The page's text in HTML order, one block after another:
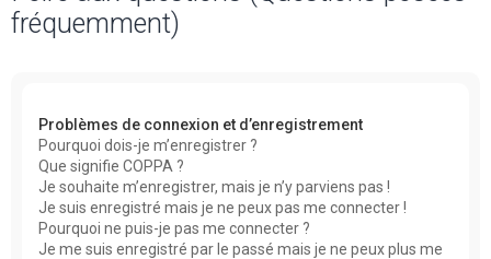
fréquemment)
Problèmes de connexion et d’enregistrement
Pourquoi dois-je m’enregistrer ?
Que signifie COPPA ?
Je souhaite m’enregistrer, mais je n’y parviens pas !
Je suis enregistré mais je ne peux pas me connecter !
Pourquoi ne puis-je pas me connecter ?
Je me suis enregistré par le passé mais je ne peux plus me